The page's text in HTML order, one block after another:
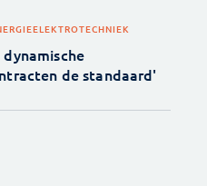
ELEKTROTECHNIEK
de standaard'